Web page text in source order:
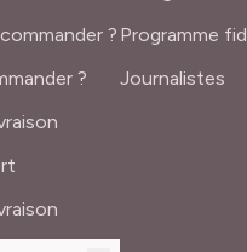
?
?
Programme
Journalistes